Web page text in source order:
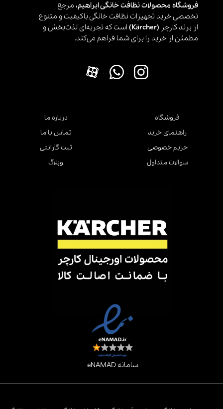
فروشگاه محصولات نظافت خانگی ابراهیم، مرجع
تخصصی خرید تجهیزات نظافت خانگی باکیفیت و متنوع
از برند کارچر (Kärcher)
است که تجربه‌ای لذت‌بخش و
مطمئن از خرید را برای شما فراهم می‌کند.
.
.
.
فروشگاه
راهنمای خرید
حریم خصوصی
سوالات متداول
درباره ما
تماس با ما
ثبت گارانتی
وبلاگ
سامانه eNAMAD